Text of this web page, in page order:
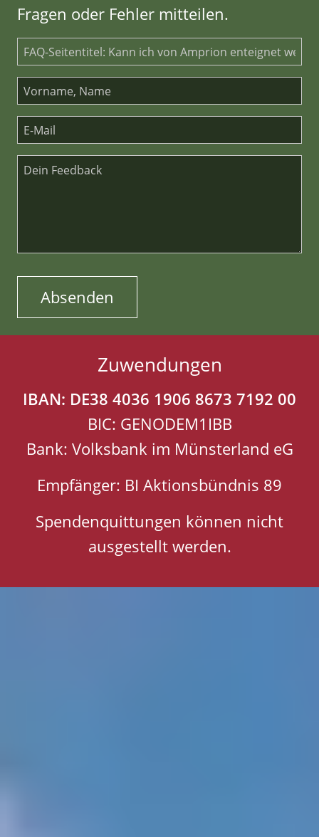
Fragen oder Fehler mitteilen.
Zuwendungen
IBAN: DE38 4036 1906 8673 7192 00
BIC: GENODEM1IBB
Bank: Volksbank im Münsterland eG
Empfänger: BI Aktionsbündnis 89
Spendenquittungen können nicht
ausgestellt werden.